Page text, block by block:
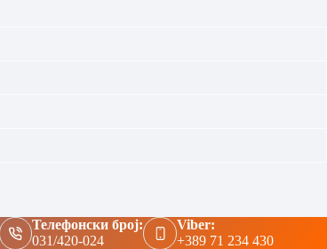
Телефонски број:
031/420-024
Viber:
+389 71 234 430